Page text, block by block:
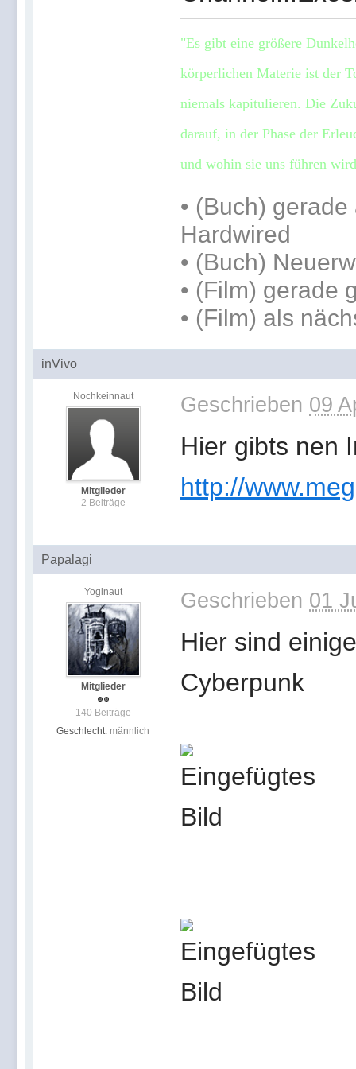
"Es gibt eine größere
körperlichen Materie ist der
niemals kapitulieren. Die
darauf, in der Phase der
und wohin sie uns führen
• (Buch) gerade
Hardwired
• (Buch)
• (Film) gerade
• (Film) als
inVivo
Nochkeinnaut
Mitglieder
2 Beiträge
Geschrieben 09
Hier gibts nen
http://
Papalagi
Yoginaut
Mitglieder
140 Beiträge
Geschlecht: männlich
Geschrieben 01
Hier sind
Cyberpunk